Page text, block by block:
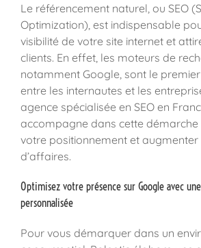
Le référencement naturel, ou SEO
Optimization), est indispensable
visibilité de votre site internet et
clients. En effet, les moteurs de
notamment Google, sont le
entre les internautes et les
agence spécialisée en SEO en
accompagne dans cette
votre positionnement et
d’affaires.
Optimisez votre présence sur Google avec
personnalisée
Pour vous démarquer dans un